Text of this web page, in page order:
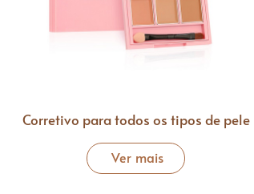
Corretivo para todos os tipos de pele
Ver mais